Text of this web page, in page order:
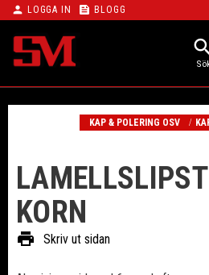
Meny
person LOGGA IN feed BLOGG
KAP & POLERING OSV
KORN
print Skriv ut sidan